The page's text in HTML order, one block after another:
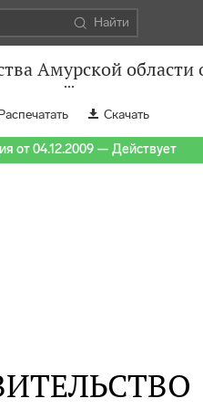
Найти
Амурской области
Скачать
от 04.12.2009 — Действует